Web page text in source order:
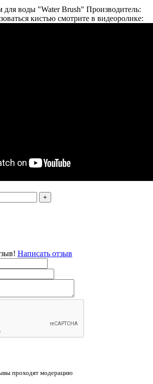
для воды "Water Brush" Производитель:
кистью смотрите в видеоролике:
+
Написать отзыв
проходят модерацию